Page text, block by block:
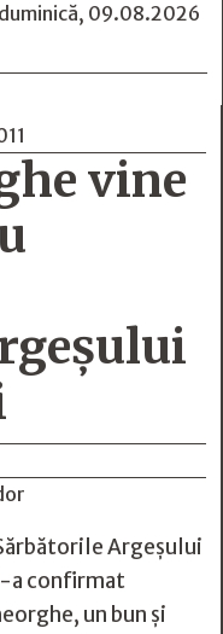
duminică, 09.08.2026
vine
Argeșului
a confirmat
un bun și